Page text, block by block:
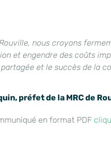
Rouville, nous croyons
et engendre des coûts
et le succès de la
préfet de la MRC de
en format PDF